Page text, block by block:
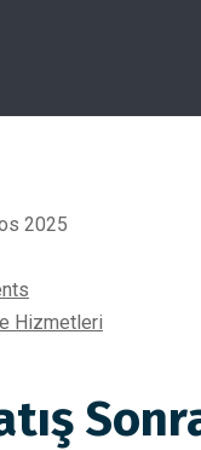
2025
Hizmetleri